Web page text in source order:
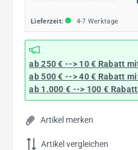
Lieferzeit: 4-7 Werktage
ab 250 € --> 10 € Rabatt
ab 500 € --> 40 € Rabatt
ab 1.000 € --> 100 €
Artikel merken
Artikel vergleichen